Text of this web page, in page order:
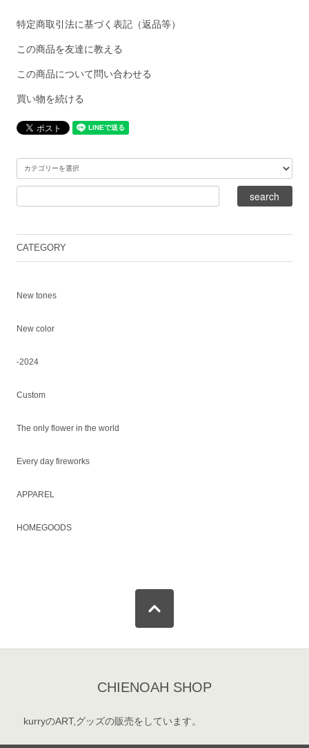
特定商取引法に基づく表記（返品等）
この商品を友達に教える
この商品について問い合わせる
買い物を続ける
CATEGORY
New tones
New color
-2024
Custom
The only flower in the world
Every day fireworks
APPAREL
HOMEGOODS
CHIENOAH SHOP
kurryのART,グッズの販売をしています。